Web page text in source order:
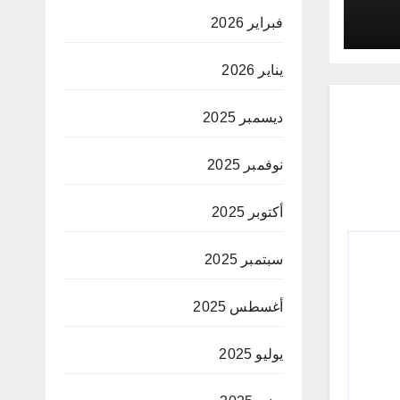
فبراير 2026
يناير 2026
ديسمبر 2025
نوفمبر 2025
أكتوبر 2025
سبتمبر 2025
أغسطس 2025
يوليو 2025